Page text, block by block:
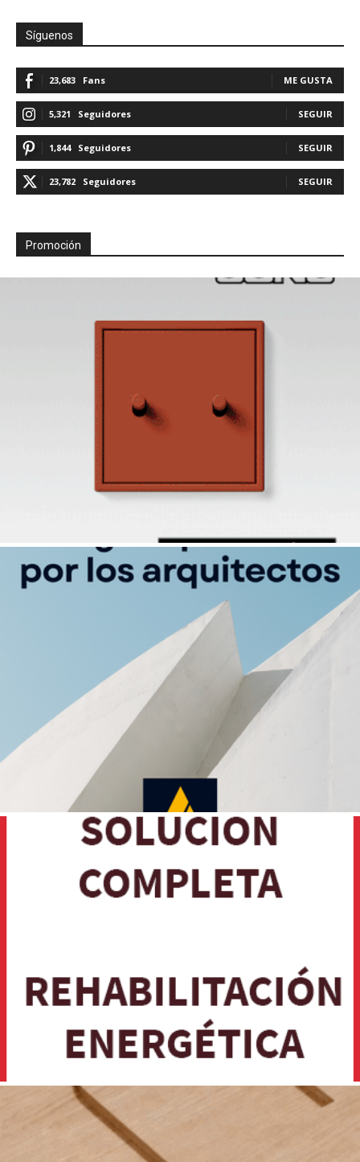
Síguenos
23,683 Fans ME GUSTA
5,321 Seguidores SEGUIR
1,844 Seguidores SEGUIR
23,782 Seguidores SEGUIR
Promoción